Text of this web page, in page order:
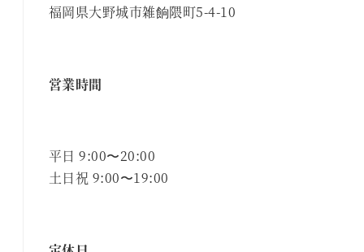
福岡県大野城市雑餉隈町5-4-10
営業時間
平日 9:00〜20:00
土日祝 9:00〜19:00